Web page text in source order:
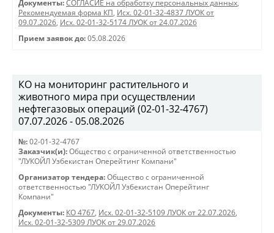
Документы: СОГЛАСИЕ на обработку персональных данных,
Рекомендуемая форма КП, Исх. 02-01-32-4837 ЛУОК от
09.07.2026, Исх. 02-01-32-5174 ЛУОК от 24.07.2026
Прием заявок до: 05.08.2026
КО на мониторинг растительного и
животного мира при осуществлении
нефтегазовых операций (02-01-32-4767)
07.07.2026 - 05.08.2026
№: 02-01-32-4767
Заказчик(и): Общество с ограниченной ответственностью
"ЛУКОЙЛ Узбекистан Оперейтинг Компани"
Организатор тендера: Общество с ограниченной
ответственностью "ЛУКОЙЛ Узбекистан Оперейтинг
Компани"
Документы: КО 4767, Исх. 02-01-32-5109 ЛУОК от 22.07.2026,
Исх. 02-01-32-5309 ЛУОК от 29.07.2026